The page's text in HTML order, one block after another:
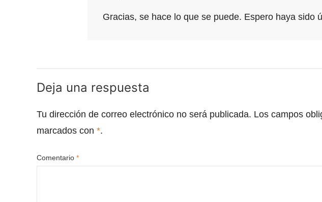
Gracias, se hace lo que se puede. Espero haya sido
Deja una respuesta
Tu dirección de correo electrónico no será publicada. Los campos
marcados con *.
Comentario *